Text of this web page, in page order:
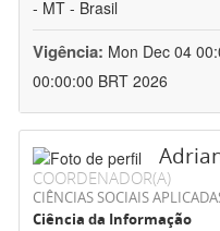
- MT - Brasil
Vigência: Mon Dec 04
00:00:00 BRT 2026
COORDENADOR(A)
CIÊNCIAS SOCIAIS
Ciência da Informação